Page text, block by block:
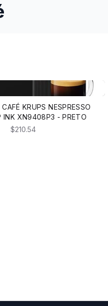
KRUPS NESPRESSO
INK XN9408P3 - PRETO
$210.54